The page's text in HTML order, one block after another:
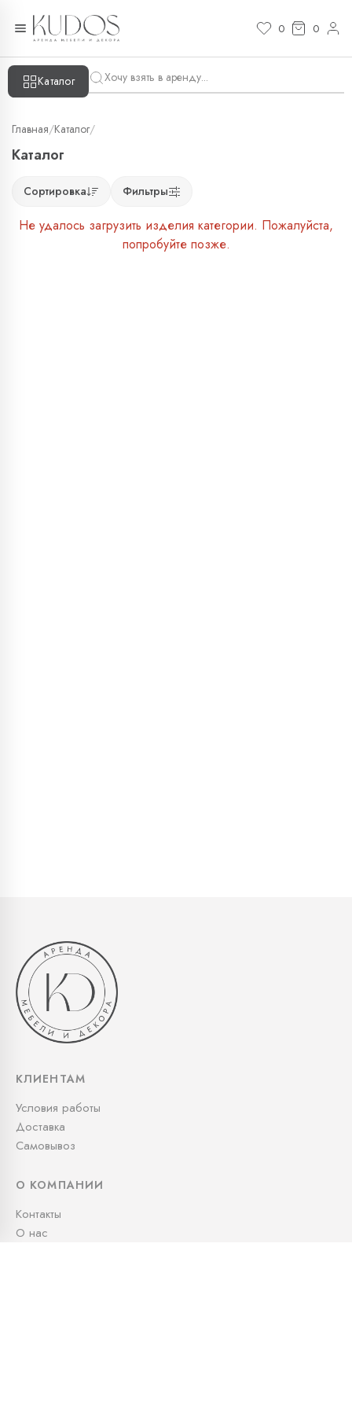
0 0
Каталог
Главная/Каталог/
Каталог
Сортировка Фильтры
Не удалось загрузить изделия категории. Пожалуйста,
попробуйте позже.
КЛИЕНТАМ
Условия работы
Доставка
Самовывоз
О КОМПАНИИ
Контакты
О нас